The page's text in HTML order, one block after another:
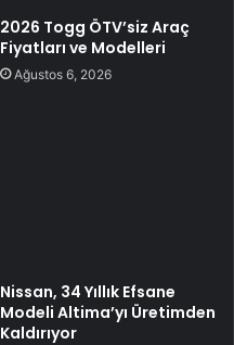
2026 Togg ÖTV’siz Araç
Fiyatları ve Modelleri
Ağustos 6, 2026
Nissan, 34 Yıllık Efsane
Modeli Altima’yı Üretimden
Kaldırıyor